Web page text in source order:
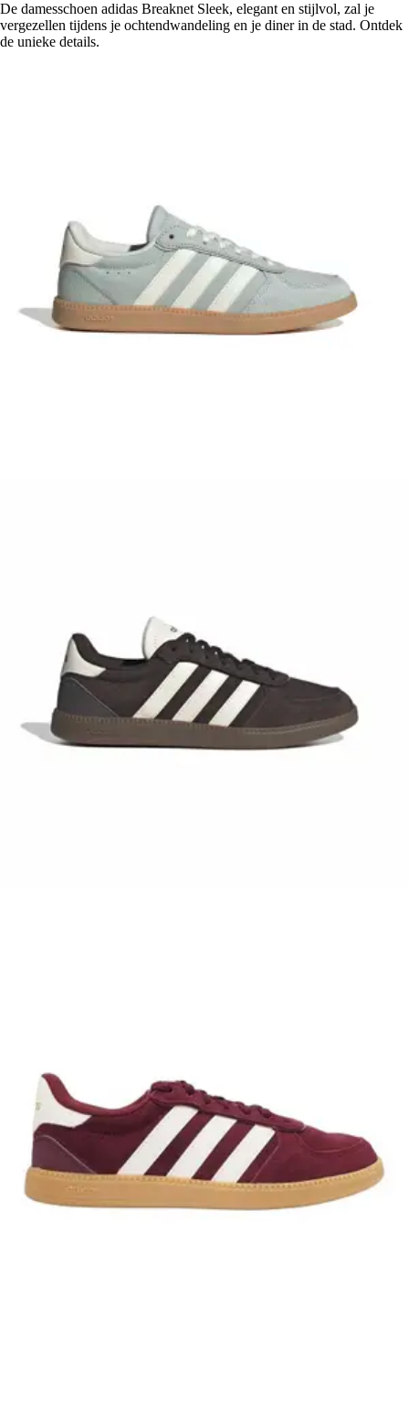
De damesschoen adidas Breaknet Sleek, elegant en stijlvol, zal je
vergezellen tijdens je ochtendwandeling en je diner in de stad. Ontdek
de unieke details.